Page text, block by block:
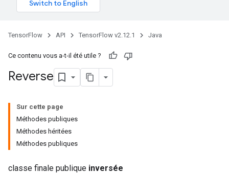
TensorFlow API TensorFlow v2.12.1 Java
Ce contenu vous a-t-il été utile ?
Reverse
Sur cette page
Méthodes publiques
Méthodes héritées
Méthodes publiques
classe finale publique inversée